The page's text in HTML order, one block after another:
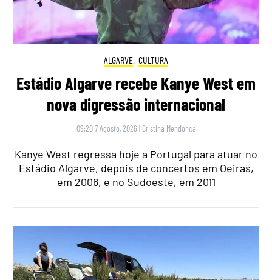
ALGARVE, CULTURA
Estádio Algarve recebe Kanye West em
nova digressão internacional
09:20 7 Agosto, 2026 | Cristina Mendonça
Kanye West regressa hoje a Portugal para atuar no
Estádio Algarve, depois de concertos em Oeiras,
em 2006, e no Sudoeste, em 2011